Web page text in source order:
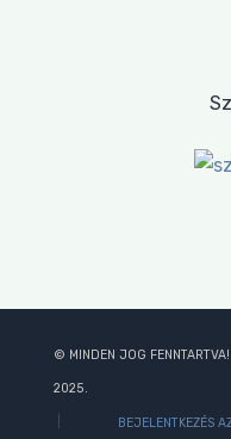
© MINDEN JOG FENNTARTVA!
2025.
BEJELENTKEZÉS